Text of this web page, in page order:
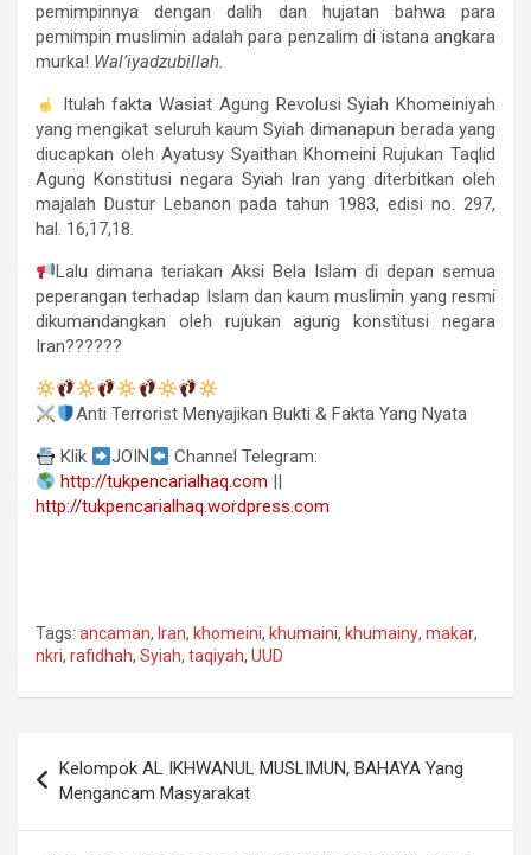
pemimpinnya dengan dalih dan hujatan bahwa para
pemimpin muslimin adalah para penzalim di istana angkara
murka! Wal’iyadzubillah.
Itulah fakta Wasiat Agung Revolusi Syiah Khomeiniyah
yang mengikat seluruh kaum Syiah dimanapun berada yang
diucapkan oleh Ayatusy Syaithan Khomeini Rujukan Taqlid
Agung Konstitusi negara Syiah Iran yang diterbitkan oleh
majalah Dustur Lebanon pada tahun 1983, edisi no. 297,
hal. 16,17,18.
Lalu dimana teriakan Aksi Bela Islam di depan semua
peperangan terhadap Islam dan kaum muslimin yang resmi
dikumandangkan oleh rujukan agung konstitusi negara
Iran??????
Anti Terrorist Menyajikan Bukti & Fakta Yang Nyata
Klik
JOIN
Channel Telegram:
http://tukpencarialhaq.com ||
http://tukpencarialhaq.wordpress.com
Tags: ancaman, Iran, khomeini, khumaini, khumainy, makar,
nkri, rafidhah, Syiah, taqiyah, UUD
pos
Kelompok AL IKHWANUL MUSLIMUN, BAHAYA Yang
Mengancam Masyarakat